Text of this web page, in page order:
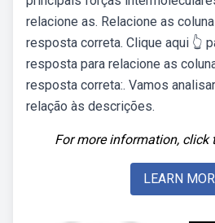
relacione as. Relacione as
resposta correta. Clique aqui 👆
resposta para relacione as
resposta correta:. Vamos
relação às descrições.
For more information, click
LEARN